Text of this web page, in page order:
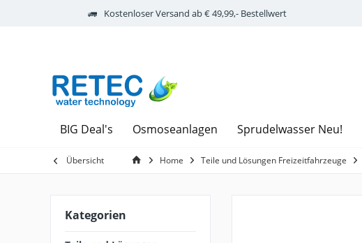
Kostenloser Versand ab € 49,99,- Bestellwert
BIG Deal's Osmoseanlagen Sprudelwasser Neu!
Übersicht Home Teile und Lösungen Freizeitfahrzeuge
Kategorien